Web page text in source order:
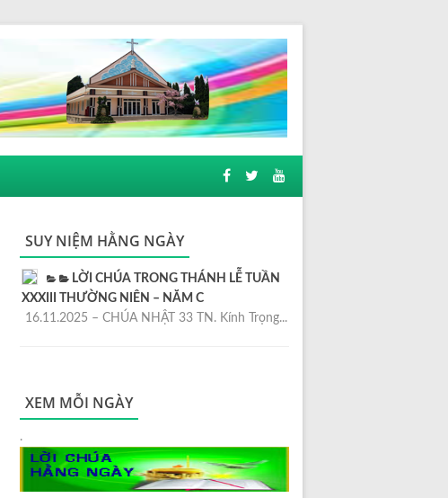
SUY NIỆM HẰNG NGÀY
LỜI CHÚA TRONG THÁNH LỄ TUẦN
XXXIII THƯỜNG NIÊN – NĂM C
16.11.2025 – CHÚA NHẬT 33 TN. Kính Trọng...
XEM MỖI NGÀY
.